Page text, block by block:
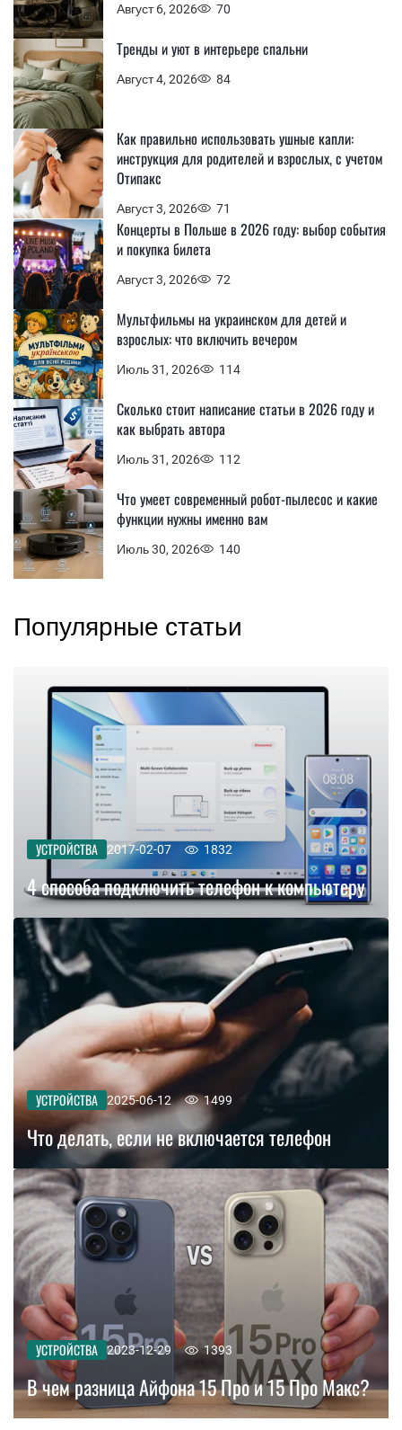
Август 6, 2026 70
Август 4, 2026 84
Тренды и уют в интерьере спальни
Август 3, 2026 71
Как правильно использовать ушные капли:
инструкция для родителей и взрослых, с учетом
Отипакс
Август 3, 2026 72
Концерты в Польше в 2026 году: выбор события
и покупка билета
Июль 31, 2026 114
Мультфильмы на украинском для детей и
взрослых: что включить вечером
Июль 31, 2026 112
Сколько стоит написание статьи в 2026 году и
как выбрать автора
Июль 30, 2026 140
Что умеет современный робот-пылесос и какие
функции нужны именно вам
Популярные статьи
УСТРОЙСТВА 2017-02-07 1832
4 способа подключить телефон к компьютеру
УСТРОЙСТВА 2025-06-12 1499
Что делать, если не включается телефон
УСТРОЙСТВА 2023-12-29 1393
В чем разница Айфона 15 Про и 15 Про Макс?